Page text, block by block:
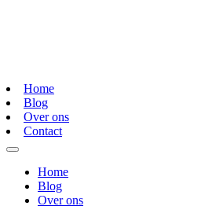
Home
Blog
Over ons
Contact
Home
Blog
Over ons